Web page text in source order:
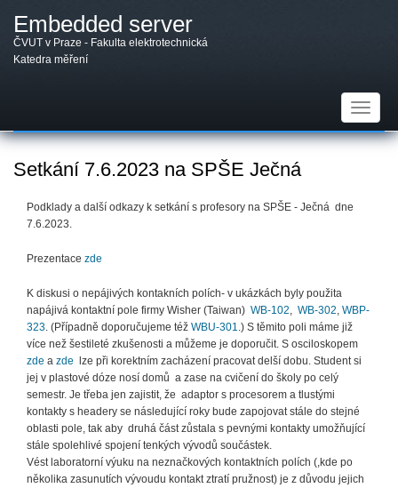
hlavnímu
obsahu
Embedded server
ČVUT v Praze - Fakulta elektrotechnická
Katedra měření
Toggle
Setkání 7.6.2023 na SPŠE Ječná
Podklady a další odkazy k setkání s profesory na SPŠE - Ječná dne
7.6.2023.
Prezentace zde
K diskusi o nepájivých kontakních polích- v ukázkách byly použita
napájivá kontaktní pole firmy Wisher (Taiwan) WB-102, WB-302, WBP-
323. (Případně doporučujeme též WBU-301.) S těmito poli máme již
více než šestileté zkušenosti a můžeme je doporučit. S osciloskopem
zde a zde lze při korektním zacházení pracovat delší dobu. Student si
jej v plastové dóze nosí domů a zase na cvičení do školy po celý
semestr. Je třeba jen zajistit, že adaptor s procesorem a tlustými
kontakty s headery se následující roky bude zapojovat stále do stejné
oblasti pole, tak aby druhá část zůstala s pevnými kontakty umožňující
stále spolehlivé spojení tenkých vývodů součástek.
Vést laboratorní výuku na neznačkových kontaktních polích (,kde po
několika zasunutích vývoudu kontakt ztratí pružnost) je z důvodu jejich